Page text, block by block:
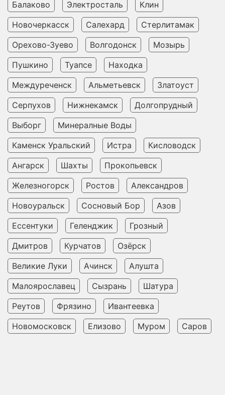
Балаково Электросталь
Клин
Новочеркасск
Салехард
Стерлитамак
Орехово-Зуево
Волгодонск
Мозырь
Пушкино
Туапсе
Находка
Междуреченск
Альметьевск
Златоуст
Серпухов
Нижнекамск
Долгопрудный
Выборг
Минералные Воды
Каменск Уральский
Истра
Кисловодск
Ангарск
Шахты
Прокопьевск
Железногорск
Ростов
Александров
Новоуральск
Сосновый Бор
Азов
Ессентуки
Геленджик
Грозный
Дмитров
Курчатов
Озёрск
Великие Луки
Ачинск
Алушта
Малоярославец
Сызрань
Шатура
Реутов
Фрязино
Ивантеевка
Новомосковск
Елизово Муром Саров